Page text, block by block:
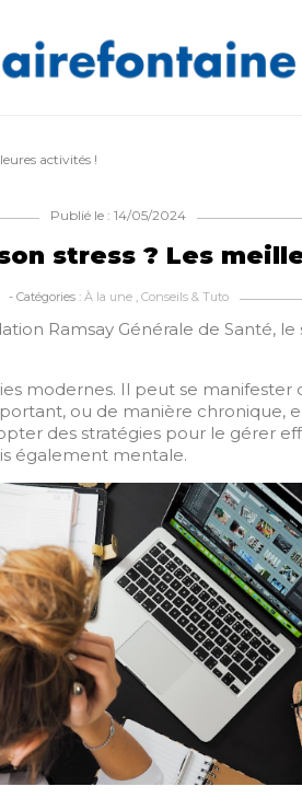
activités !
Publié le : 14/05/2024
stress ? Les
- Catégories : À la une, Conseils & Tuto
Ramsay Générale de Santé,
modernes. Il peut se
ou de manière chronique,
des stratégies pour le gérer
également mentale.